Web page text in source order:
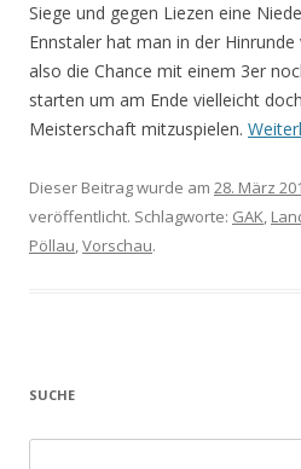
Siege und gegen Liezen eine
Ennstaler hat man in der
also die Chance mit einem 3er
starten um am Ende vielleicht
Meisterschaft mitzuspielen.
Dieser Beitrag wurde am 28. März
veröffentlicht. Schlagworte: GAK,
Pöllau,Vorschau.
SUCHE